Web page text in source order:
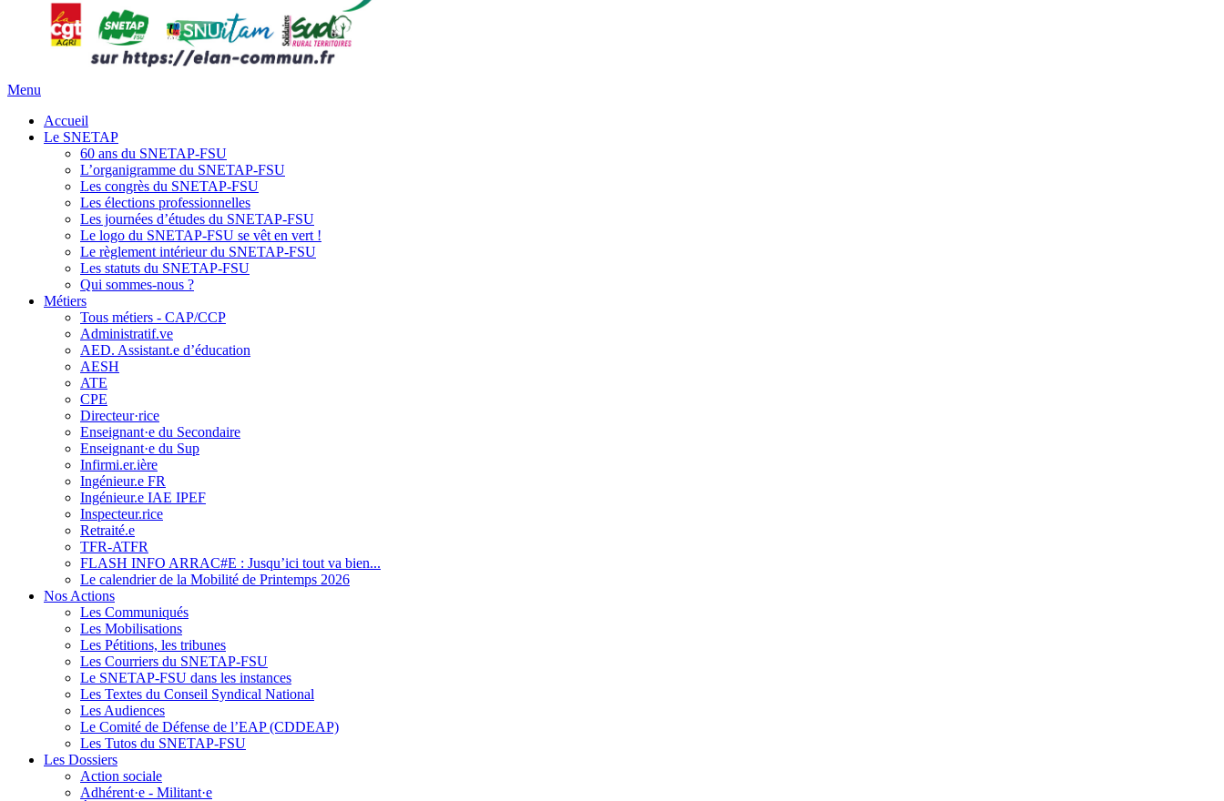
Menu
Accueil
Le SNETAP
60 ans du SNETAP-FSU
L’organigramme du SNETAP-FSU
Les congrès du SNETAP-FSU
Les élections professionnelles
Les journées d’études du SNETAP-FSU
Le logo du SNETAP-FSU se vêt en vert !
Le règlement intérieur du SNETAP-FSU
Les statuts du SNETAP-FSU
Qui sommes-nous ?
Métiers
Tous métiers - CAP/CCP
Administratif.ve
AED. Assistant.e d’éducation
AESH
ATE
CPE
Directeur·rice
Enseignant·e du Secondaire
Enseignant·e du Sup
Infirmi.er.ière
Ingénieur.e FR
Ingénieur.e IAE IPEF
Inspecteur.rice
Retraité.e
TFR-ATFR
FLASH INFO ARRAC#E : Jusqu’ici tout va bien...
Le calendrier de la Mobilité de Printemps 2026
Nos Actions
Les Communiqués
Les Mobilisations
Les Pétitions, les tribunes
Les Courriers du SNETAP-FSU
Le SNETAP-FSU dans les instances
Les Textes du Conseil Syndical National
Les Audiences
Le Comité de Défense de l’EAP (CDDEAP)
Les Tutos du SNETAP-FSU
Les Dossiers
Action sociale
Adhérent·e - Militant·e